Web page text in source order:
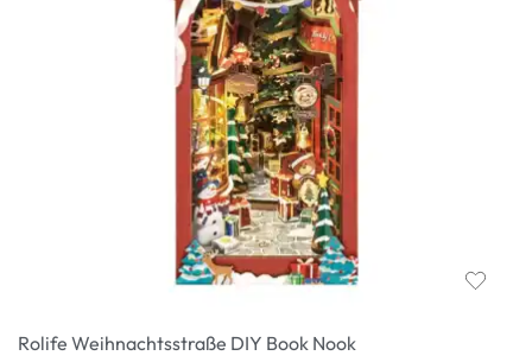
Rolife Weihnachtsstraße DIY Book Nook